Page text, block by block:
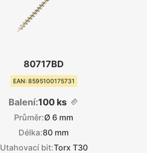
80717BD
EAN: 8595100175731
Balení:100 ks
Průměr:Ø 6 mm
Délka:80 mm
Utahovací bit:Torx T30